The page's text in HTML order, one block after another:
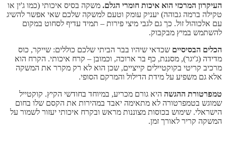
העיקרון המרכזי הוא איכות חומרי הגלם. משקה בסיס איכותי (כמו ג'ין או
טקילה ברמה גבוהה) יעניק עומק וטעם למשקה שלכם שאי אפשר להשיג
עם אלכוהול זול. כך גם לגבי מיצי פירות – תמיד עדיף לסחוט במקום
להשתמש במיץ מבקבוק.
הכלים הבסיסיים שכדאי שיהיו בבר הביתי שלכם כוללים: שייקר, כוס
מדידה (ג'יגר), מסננת, כף בר ארוכה, וכמובן – קרח איכותי. הקרח הוא
מרכיב קריטי בקוקטיילים קייציים, שכן הוא לא רק מקרר את המשקה
אלא גם משפיע על מידת הדילול והמרקם הסופי.
טמפרטורת ההגשה היא גורם מכריע, במיוחד בחודשי הקיץ. קוקטייל
שמוגש בטמפרטורה לא מתאימה יאבד במהירות את הקסם שלו בחום
הישראלי. שימוש בכוסות מצוננות מראש ובקרח איכותי יעזור לשמור על
המשקה קריר לאורך זמן.